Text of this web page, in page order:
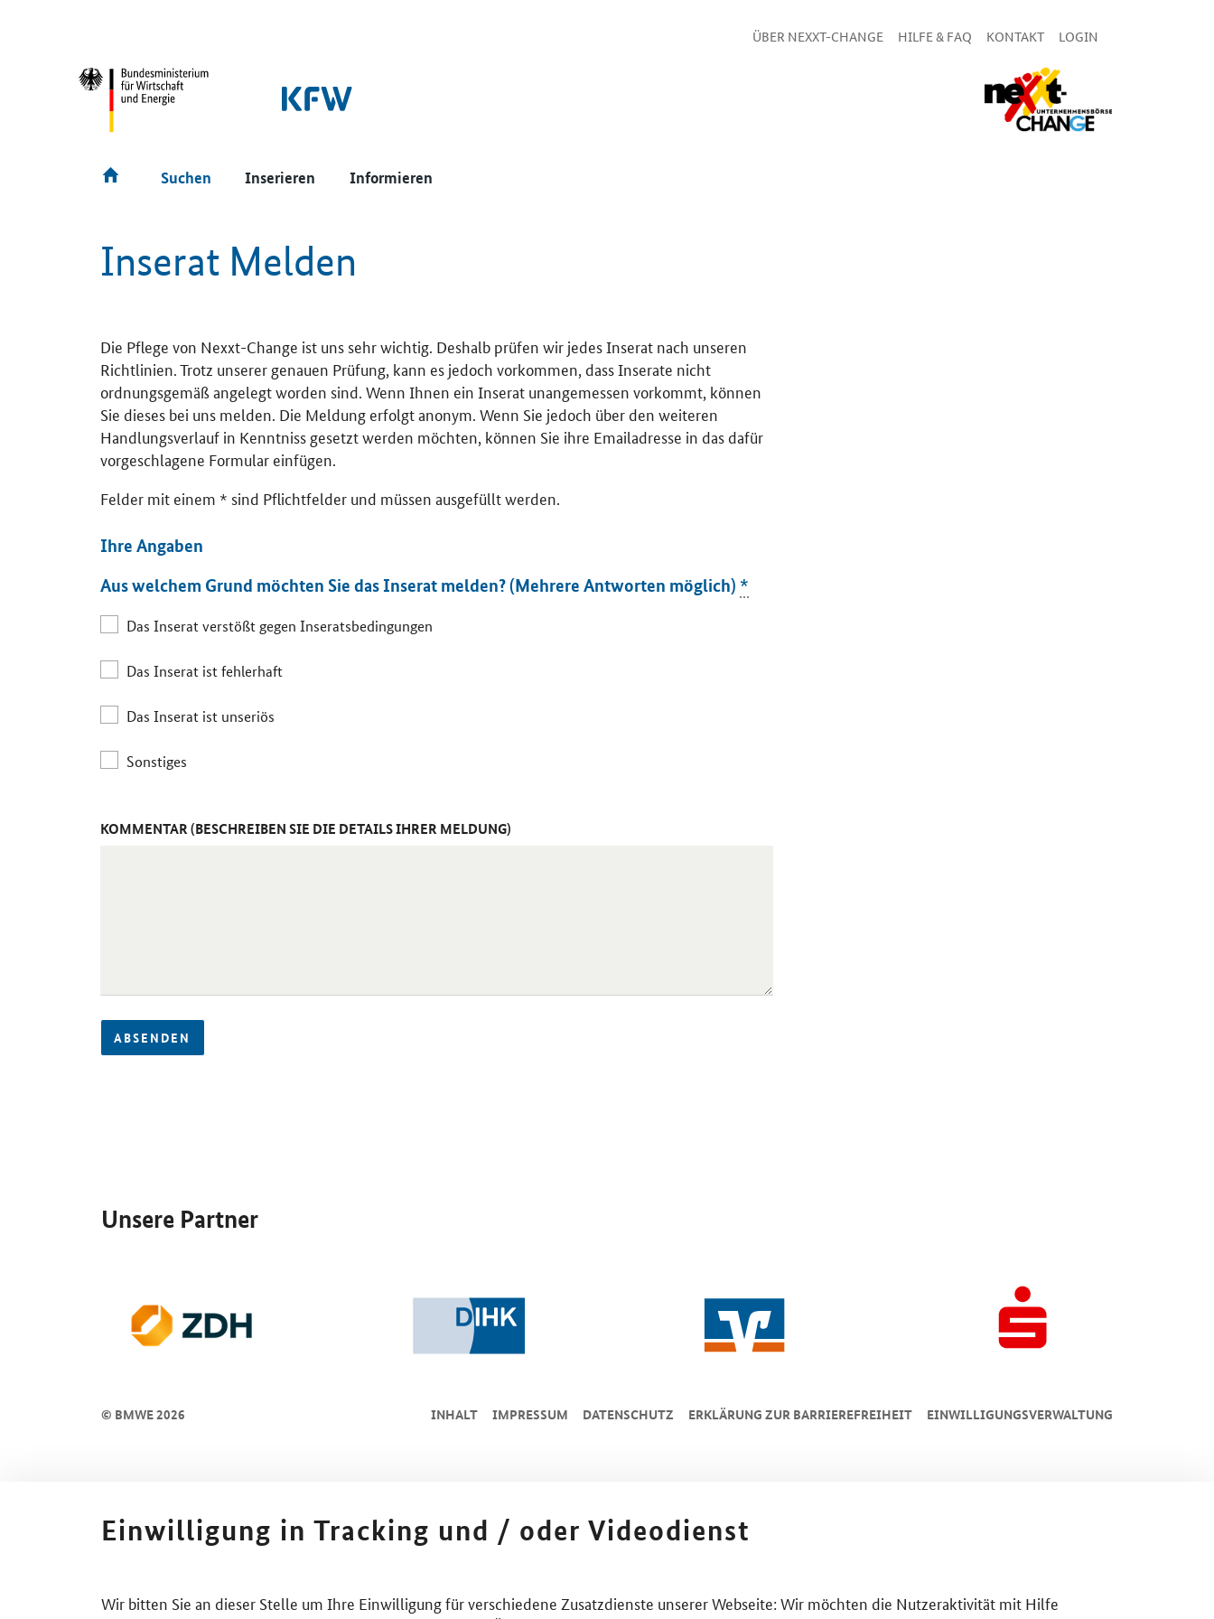
ÜBER NEXXT-CHANGE HILFE & FAQ KONTAKT LOGIN
Suchen Inserieren Informieren
Inserat Melden
Die Pflege von Nexxt-Change ist uns sehr wichtig. Deshalb prüfen wir jedes Inserat nach unseren
Richtlinien. Trotz unserer genauen Prüfung, kann es jedoch vorkommen, dass Inserate nicht
ordnungsgemäß angelegt worden sind. Wenn Ihnen ein Inserat unangemessen vorkommt, können
Sie dieses bei uns melden. Die Meldung erfolgt anonym. Wenn Sie jedoch über den weiteren
Handlungsverlauf in Kenntniss gesetzt werden möchten, können Sie ihre Emailadresse in das dafür
vorgeschlagene Formular einfügen.
Felder mit einem * sind Pflichtfelder und müssen ausgefüllt werden.
Ihre Angaben
Aus welchem Grund möchten Sie das Inserat melden? (Mehrere Antworten möglich) *
Das Inserat verstößt gegen Inseratsbedingungen
Das Inserat ist fehlerhaft
Das Inserat ist unseriös
Sonstiges
KOMMENTAR (BESCHREIBEN SIE DIE DETAILS IHRER MELDUNG)
ABSENDEN
Unsere Partner
© BMWE 2026 INHALT IMPRESSUM DA­TEN­SCHUTZ ERKLÄRUNG ZUR BARRIEREFREIHEIT EINWILLIGUNGSVERWALTUNG
Einwilligung in Tracking und / oder Videodienst
Wir bitten Sie an dieser Stelle um Ihre Einwilligung für verschiedene Zusatzdienste unserer Webseite: Wir möchten die Nutzeraktivität mit Hilfe